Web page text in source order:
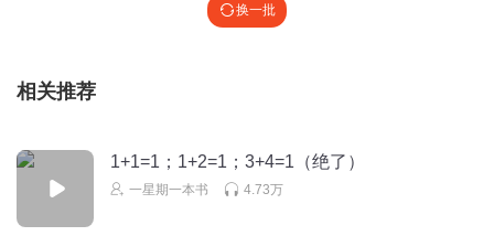
换一批
相关推荐
1+1=1；1+2=1；3+4=1（绝了）
一星期一本书 4.73万